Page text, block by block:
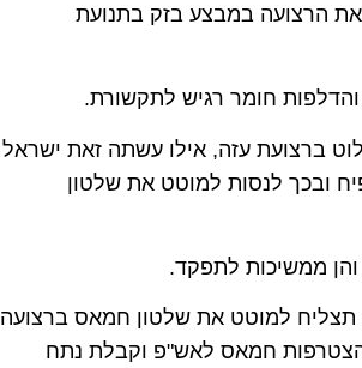
הרצועה במבצע בזק בתנועת
חומר רגיש לתקשורת.
ברצועת עזה, אילו עשתה זאת ישראל
ובכך לנסות למוטט את שלטון
ממשיכות לתפקד.
תצליח למוטט את שלטון חמאס ברצועה
הצטרפות חמאס לאש"פ וקבלת נתח